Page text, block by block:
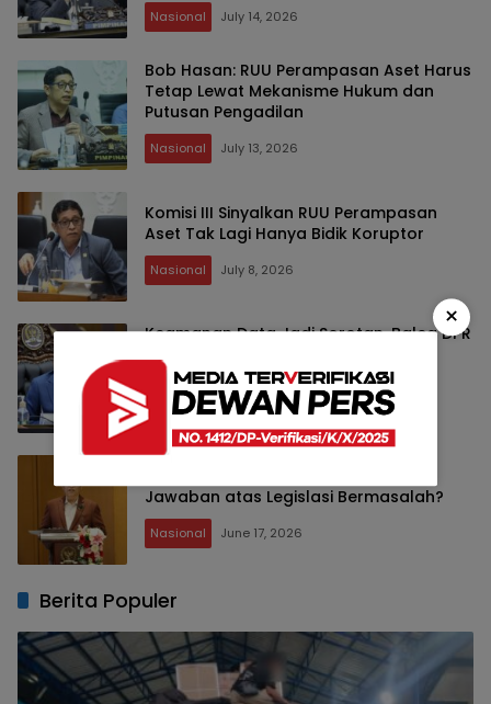
Nasional July 14, 2026
Bob Hasan: RUU Perampasan Aset Harus
Tetap Lewat Mekanisme Hukum dan
Putusan Pengadilan
Nasional July 13, 2026
Komisi III Sinyalkan RUU Perampasan
Aset Tak Lagi Hanya Bidik Koruptor
Nasional July 8, 2026
Keamanan Data Jadi Sorotan, Baleg DPR
Ingin RUU Satu Data Cegah
Penyalahgunaan Informasi Nasional
Nasional June 29, 2026
Jawaban atas Legislasi Bermasalah?
Nasional June 17, 2026
Berita Populer
×